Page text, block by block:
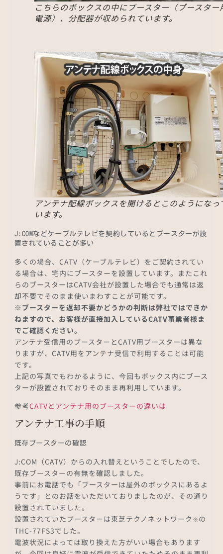
こちらのボックスの中にブースター（ブースター
電源）、分配器が収められています。
アンテナ配線ボックスを開けるとこのようになっ
います。
J:COMなどケーブルテレビを契約しているとブースターが設
置されていることが多い
多くの場合、CATV（ケーブルテレビ）をご契約されてい
る場合は、宅内にブースターを設置しています。またこれ
らのブースターはCATV会社が設置した場合でも通常は返
却不要でそのまま使いまわすことが可能です。
※ブースターを返却不要かどうかの判断は弊社ではできか
ねますので、お客様が直接加入しているCATV事業者様ま
でご確認ください。
アンテナ受信用のブースターとCATV用ブースターは異な
りますが、CATV用をアンテナ受信で利用することは可能
です。
上記の写真でもわかるように、今回もボックス内にブース
ターが設置されておりそのまま再利用しています。
参考CATVとアンテナ用のブースターの違いは
アンテナ工事の手順
既存ブースターの確認
J:COM（CATV）からの入れ替えということでしたので、
既存ブースターの有無を確認しました。
事前にお電話でも「ブースターは屋外のボックスにあるよ
うです」とのお話をいただいておりましたのが、その通り
設置されていました。
設置されていたブースターは東芝テクノネットワーク ※の
THC-77FS3でした。
電波状況によっては取り換えた方がいい場合もあります